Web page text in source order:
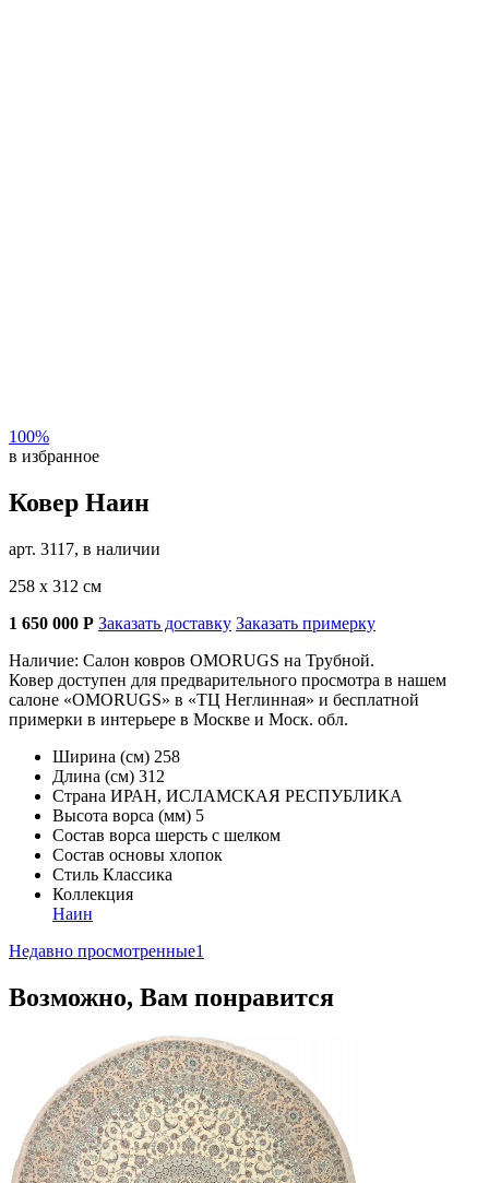
100%
в избранное
Ковер Наин
арт. 3117, в наличии
258 х 312 см
1 650 000 Р Заказать доставку Заказать примерку
Наличие: Салон ковров OMORUGS на Трубной.
Ковер доступен для предварительного просмотра в нашем
салоне «OMORUGS» в «ТЦ Неглинная» и бесплатной
примерки в интерьере в Москве и Моск. обл.
Ширина (см) 258
Длина (см) 312
Страна ИРАН, ИСЛАМСКАЯ РЕСПУБЛИКА
Высота ворса (мм) 5
Состав ворса шерсть с шелком
Состав основы хлопок
Стиль Классика
Коллекция
Наин
Недавно просмотренные1
Возможно, Вам понравится